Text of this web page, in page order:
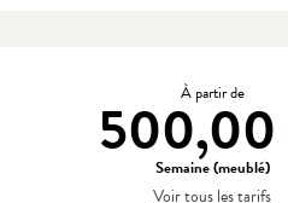
Ouverture etÀ partir de
Semaine (meublé)
Voir tous les tarifs